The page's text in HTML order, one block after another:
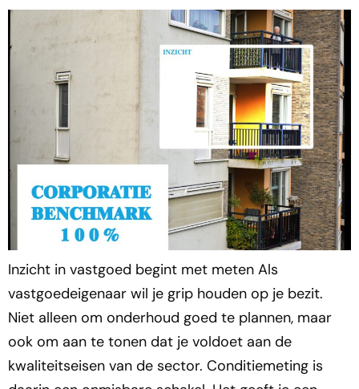
Inzicht in vastgoed begint met meten Als
vastgoedeigenaar wil je grip houden op je bezit.
Niet alleen om onderhoud goed te plannen, maar
ook om aan te tonen dat je voldoet aan de
kwaliteitseisen van de sector. Conditiemeting is